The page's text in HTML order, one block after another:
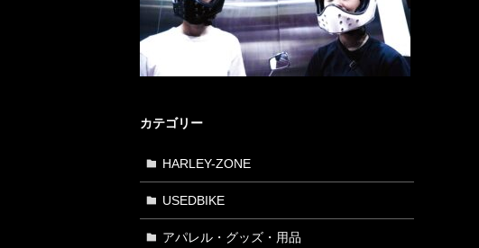
カテゴリー
HARLEY-ZONE
USEDBIKE
アパレル・グッズ・用品